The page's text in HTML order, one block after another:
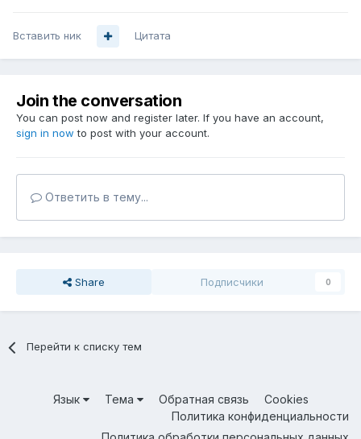
Вставить ник Цитата
Join the conversation
You can post now and register later. If you have an account,
sign in now to post with your account.
Ответить в тему...
Share Подписчики 0
Перейти к списку тем
Язык Тема Обратная связь
Cookies
Политика конфиденциальности